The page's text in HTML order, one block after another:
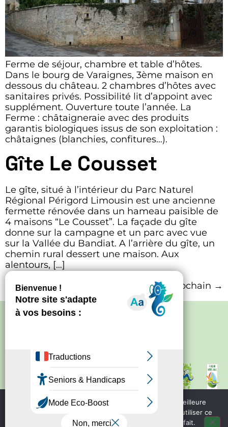
Ferme de séjour, chambre et table d’hôtes.
Dans le bourg de Varaignes, 3ème maison en
dessous du château. 2 chambres d’hôtes avec
sanitaires privés. Possibilité lit d’appoint avec
supplément. Ouverture toute l’année. La
Ferme : châtaigneraie avec des produits
garantis biologiques issus de son exploitation :
châtaignes (blanchies, confitures…).
Gîte Le Cousset
Le gîte, situé à l’intérieur du Parc Naturel
Régional Périgord Limousin est une ancienne
fermette rénovée dans un hameau paisible de
4 maisons “Le Cousset”. La façade du gîte
donne sur la campagne et un parc avec vue
sur la Vallée du Bandiat. A l’arrière du gîte, un
chemin rural dessert une maison. Aux
alentours, […]
Suivant Prochain →
Site créé par
Politique de confidentialité
Mentions
touristique de Nontron
Bureau d'information
Nous utilisons des cookies pour vous garantir la meilleure
expérience sur notre site web. Si vous continuez à utiliser ce
site, nous supposerons que vous en êtes satisfait.